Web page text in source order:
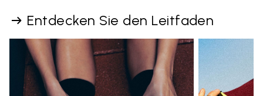
Entdecken Sie den Leitfaden